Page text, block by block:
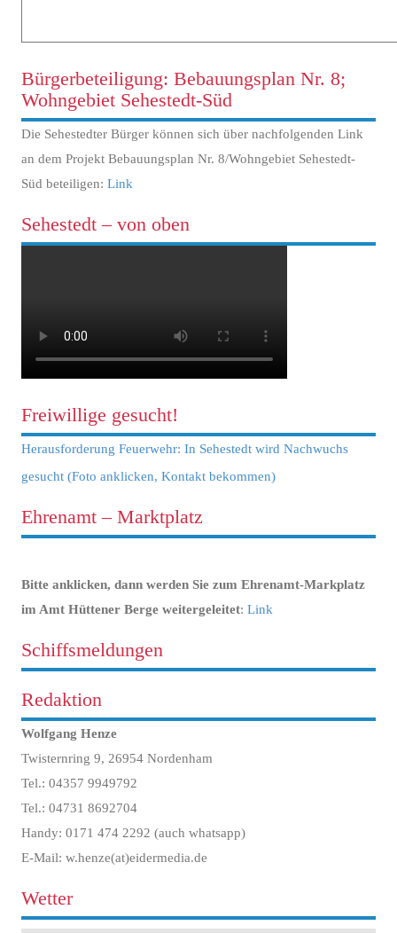
Bürgerbeteiligung: Bebauungsplan Nr. 8;
Wohngebiet Sehestedt-Süd
Die Sehestedter Bürger können sich über nachfolgenden Link
an dem Projekt Bebauungsplan Nr. 8/Wohngebiet Sehestedt-
Süd beteiligen: Link
Sehestedt – von oben
Freiwillige gesucht!
Herausforderung Feuerwehr: In Sehestedt wird Nachwuchs
gesucht (Foto anklicken, Kontakt bekommen)
Ehrenamt – Marktplatz
Bitte anklicken, dann werden Sie zum Ehrenamt-Markplatz
im Amt Hüttener Berge weitergeleitet: Link
Schiffsmeldungen
Redaktion
Wolfgang Henze
Twisternring 9, 26954 Nordenham
Tel.: 04357 9949792
Tel.: 04731 8692704
Handy: 0171 474 2292 (auch whatsapp)
E-Mail: w.henze(at)eidermedia.de
Wetter